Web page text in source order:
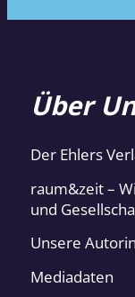
Über
Der Ehlers
raum&zeit –
und
Unsere
Mediadaten